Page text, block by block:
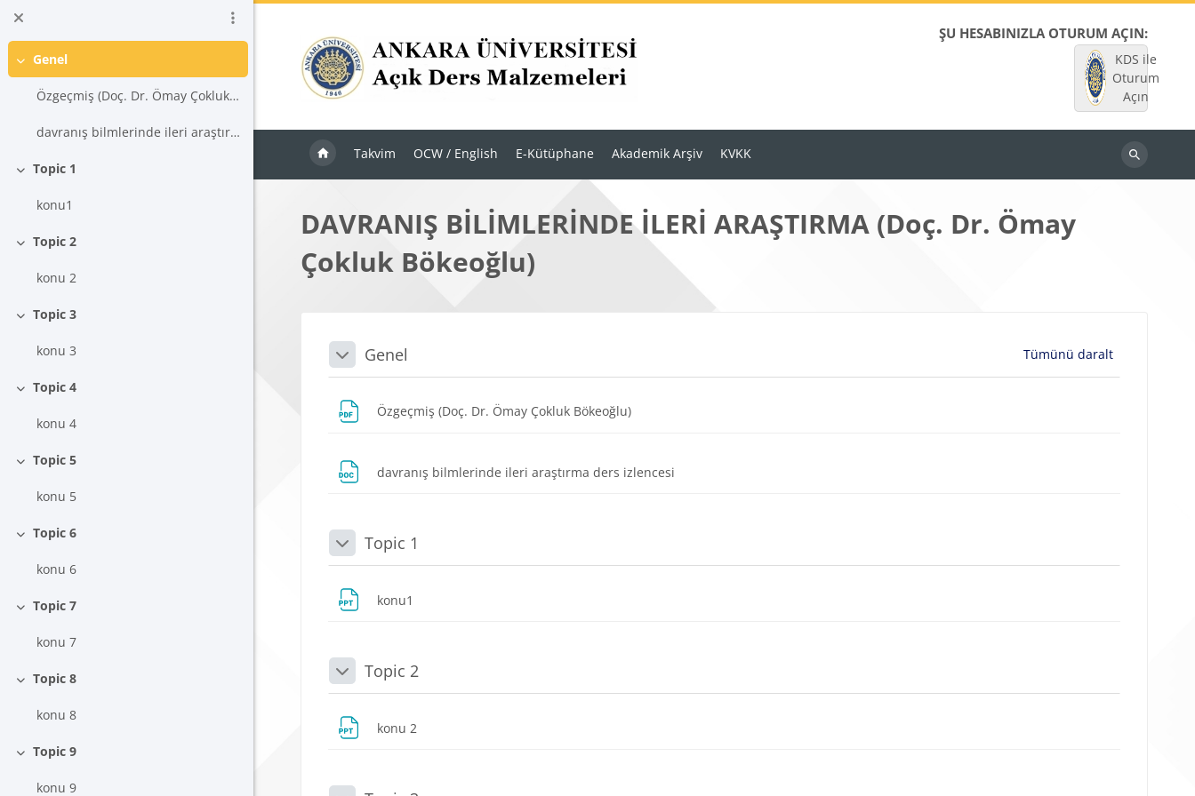
Ana içeriğe git
Daralt
Genel
Özgeçmiş (Doç. Dr. Ömay Çokluk Bökeoğlu)
davranış bilmlerinde ileri araştırma ders izlencesi
Daralt
Topic 1
konu1
Daralt
Topic 2
konu 2
Daralt
Topic 3
konu 3
Daralt
Topic 4
konu 4
Daralt
Topic 5
konu 5
Daralt
Topic 6
konu 6
Daralt
Topic 7
konu 7
Daralt
Topic 8
konu 8
Daralt
Topic 9
konu 9
ŞU HESABINIZLA OTURUM AÇIN:
KDS ile
Oturum
Açın
Takvim OCW / English E-Kütüphane Akademik Arşiv KVKK
Dersleri
DAVRANIŞ BİLİMLERİNDE İLERİ ARAŞTIRMA (Doç. Dr. Ömay
Çokluk Bökeoğlu)
Bloklar
Bölüm anahatları
DaraltGenel Tümünü daralt
Özgeçmiş (Doç. Dr. Ömay Çokluk Bökeoğlu)URL
davranış bilmlerinde ileri araştırma ders izlencesi
DaraltTopic 1
konu1
DaraltTopic 2
konu 2